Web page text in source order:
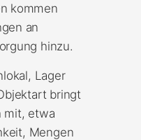
kommen
an
hinzu.
Lager
bringt
mit, etwa
Mengen